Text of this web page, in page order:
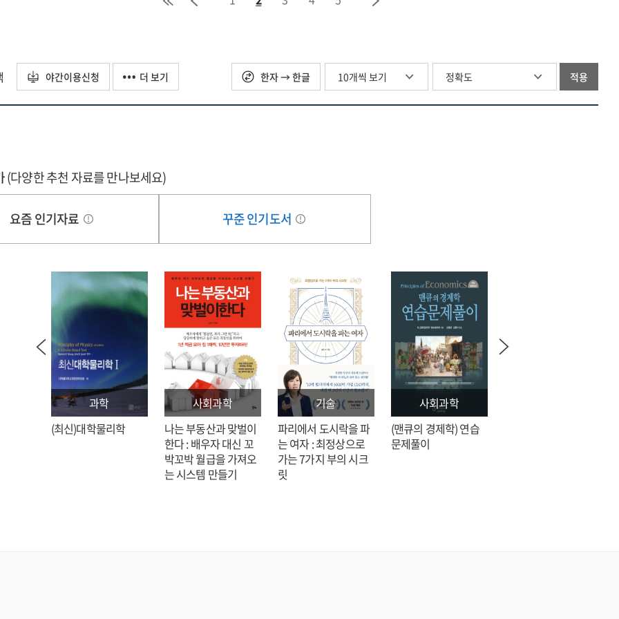
야간이용신청 더 보기 한자 → 한글 적용
(다양한 추천 자료를 만나보세요)
요즘 인기자료 꾸준 인기도서
과학
(최신)대학물리학
사회과학
나는 부동산과 맞벌이
한다 : 배우자 대신 꼬
박꼬박 월급을 가져오
는 시스템 만들기
기술
파리에서 도시락을 파
는 여자 : 최정상으로
가는 7가지 부의 시크
릿
사회과학
(맨큐의 경제학) 연습
문제풀이